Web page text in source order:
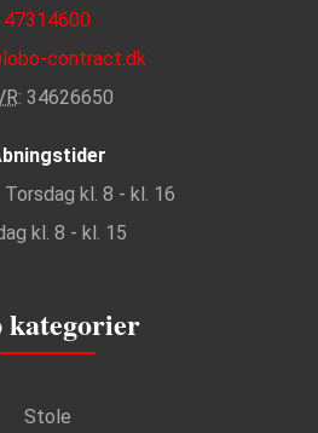
47314600
contract.dk
: 34626650
Torsdag kl. 8 - kl. 16
kl. 8 - kl. 15
kategorier
Stole